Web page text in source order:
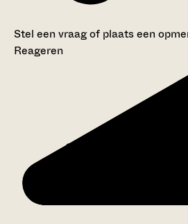
Stel een vraag of plaats een
Reageren